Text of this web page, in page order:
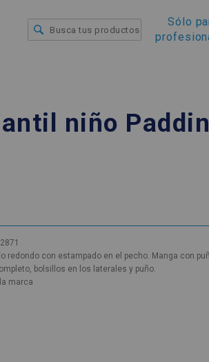
Sólo
niño
redondo con estampado en el pecho. Manga con
bolsillos en los laterales y puño.
marca